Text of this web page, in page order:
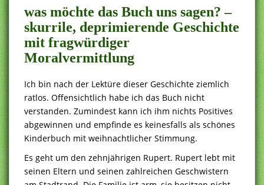
was möchte das Buch uns sagen? –
skurrile, deprimierende Geschichte
mit fragwürdiger
Moralvermittlung
Ich bin nach der Lektüre dieser Geschichte ziemlich
ratlos. Offensichtlich habe ich das Buch nicht
verstanden. Zumindest kann ich ihm nichts Positives
abgewinnen und empfinde es keinesfalls als schönes
Kinderbuch mit weihnachtlicher Stimmung.
Es geht um den zehnjährigen Rupert. Rupert lebt mit
seinen Eltern und seinen zahlreichen Geschwistern